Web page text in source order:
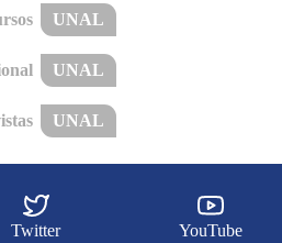
UNAL
UNAL
UNAL
Twitter YouTube